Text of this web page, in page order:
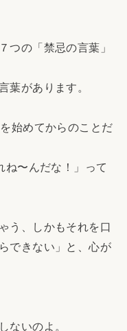
の「禁忌の言葉」
葉があります。
始めてからのことだ
ね〜んだな！」って
う、しかもそれを口
できない」と、心が
ないのよ。